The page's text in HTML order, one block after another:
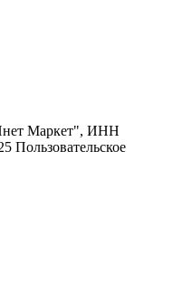
Маркет", ИНН
Пользовательское